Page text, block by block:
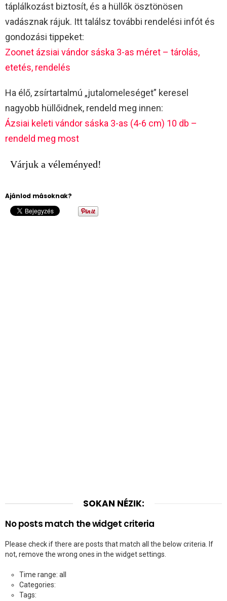
táplálkozást biztosít, és a hüllők ösztönösen
vadásznak rájuk. Itt találsz további rendelési infót és
gondozási tippeket:
Zoonet ázsiai vándor sáska 3-as méret – tárolás,
etetés, rendelés
Ha élő, zsírtartalmú „jutalomeleséget” keresel
nagyobb hüllőidnek, rendeld meg innen:
Ázsiai keleti vándor sáska 3-as (4-6 cm) 10 db –
rendeld meg most
Várjuk a véleményed!
Ajánlod másoknak?
SOKAN NÉZIK:
No posts match the widget criteria
Please check if there are posts that match all the below criteria. If
not, remove the wrong ones in the widget settings.
Time range: all
Categories:
Tags: